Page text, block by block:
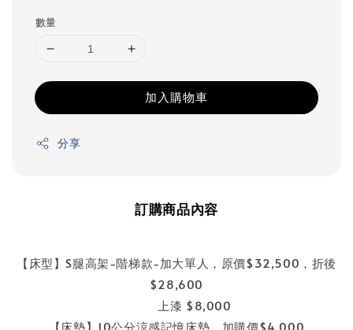
數量
加入購物車
分享
訂購商品內容
【床型】S腿高架-階梯款-加大單人，原價$32,500，折後
$28,600
上漆 $8,000
【床墊】10公分涼感記憶床墊，加購價$4,000